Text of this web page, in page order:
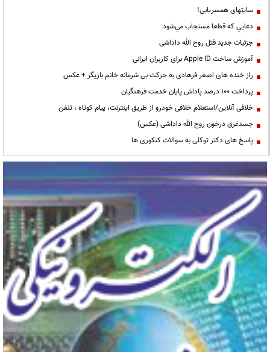
سایتهای همسریابی!
دعايي كه قطعا مستجاب مي‌شود
جزئیات جدید قتل روح الله داداشی
آموزش ساخت Apple ID برای کاربران ایرانی
راز خنده های اصغر فرهادی به حرکت بی شرمانه خانم بازیگر + عکس
پرداخت ۱۰۰ درصد پاداش پایان خدمت فرهنگیان
خلافی آنلاین/استعلام خلافی خودرو از طریق اینترنت، پیام کوتاه ، تلفن
جسدغرق درخون روح الله داداشی (عکس)
پاسخ های دکتر توکلی به سوالات کنکوری ها